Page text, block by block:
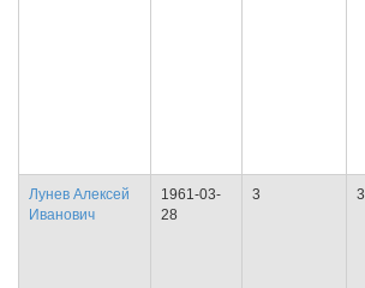
Лунев Алексей
Иванович
1961-03-
28
3 3